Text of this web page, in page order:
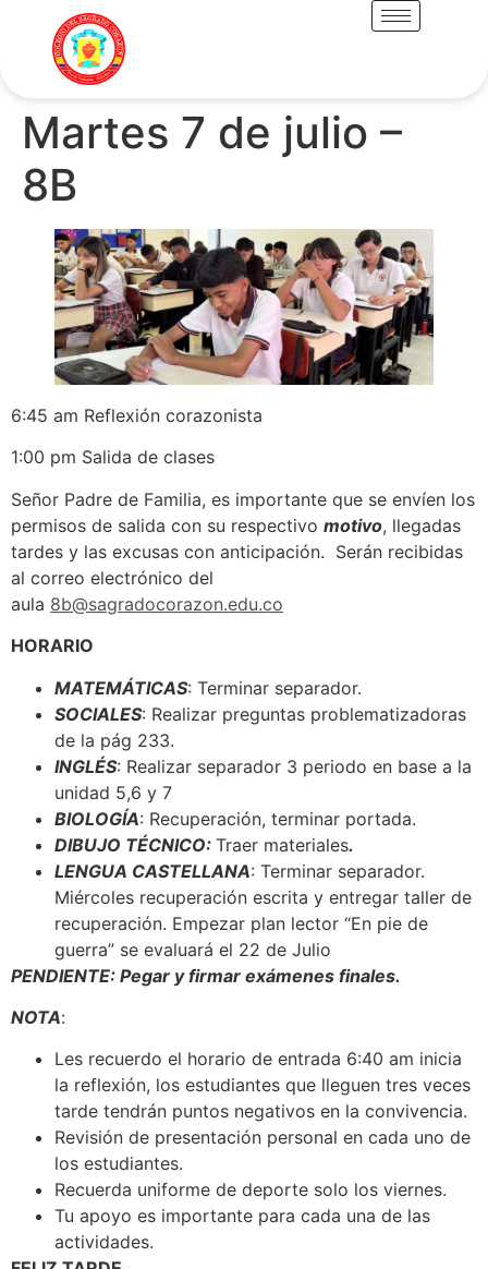
Martes 7 de julio –
8B
6:45 am Reflexión corazonista
1:00 pm Salida de clases
Señor Padre de Familia, es importante que se envíen los
permisos de salida con su respectivo motivo, llegadas
tardes y las excusas con anticipación. Serán recibidas
al correo electrónico del
aula 8b@sagradocorazon.edu.co
HORARIO
MATEMÁTICAS: Terminar separador.
SOCIALES: Realizar preguntas problematizadoras
de la pág 233.
INGLÉS: Realizar separador 3 periodo en base a la
unidad 5,6 y 7
BIOLOGÍA: Recuperación, terminar portada.
DIBUJO TÉCNICO: Traer materiales.
LENGUA CASTELLANA: Terminar separador.
Miércoles recuperación escrita y entregar taller de
recuperación. Empezar plan lector “En pie de
guerra” se evaluará el 22 de Julio
PENDIENTE: Pegar y firmar exámenes finales.
NOTA:
Les recuerdo el horario de entrada 6:40 am inicia
la reflexión, los estudiantes que lleguen tres veces
tarde tendrán puntos negativos en la convivencia.
Revisión de presentación personal en cada uno de
los estudiantes.
Recuerda uniforme de deporte solo los viernes.
Tu apoyo es importante para cada una de las
actividades.